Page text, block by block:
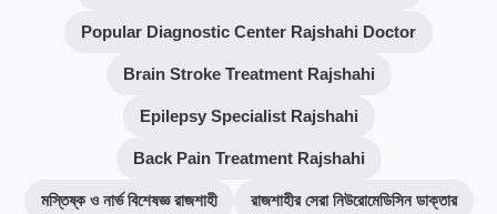
Popular Diagnostic Center Rajshahi Doctor
Brain Stroke Treatment Rajshahi
Epilepsy Specialist Rajshahi
Back Pain Treatment Rajshahi
মস্তিষ্ক ও নার্ভ বিশেষজ্ঞ রাজশাহী রাজশাহীর সেরা নিউরোমেডিসিন ডাক্তার